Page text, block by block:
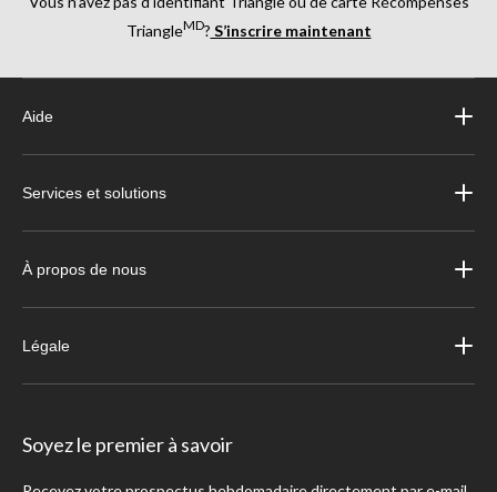
TriangleMD? S’inscrire maintenant
Aide
Services et solutions
À propos de nous
Légale
Soyez le premier à savoir